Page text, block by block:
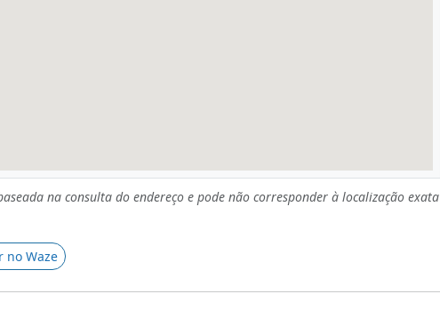
na consulta do endereço e pode não corresponder à localização exata
no Waze